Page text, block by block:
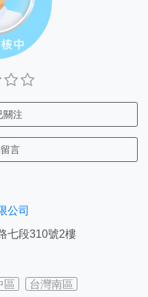
關注
言
公司
七段310號2樓
區
台灣南區